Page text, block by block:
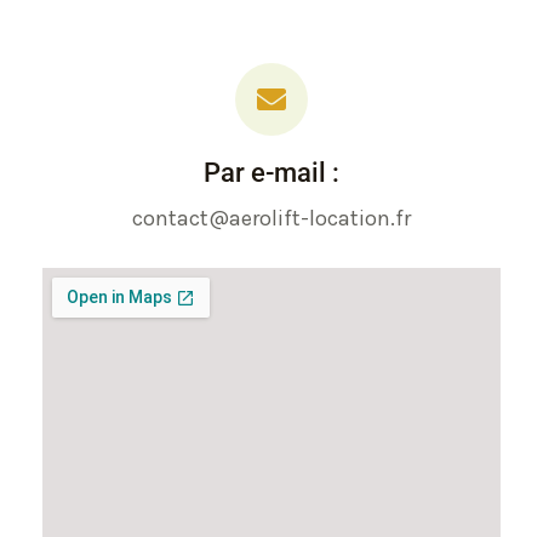
Par e-mail :
contact@aerolift-location.fr